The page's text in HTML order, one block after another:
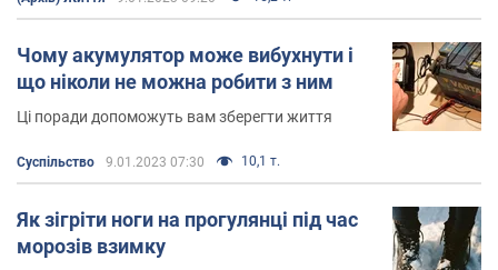
Чому акумулятор може вибухнути і
що ніколи не можна робити з ним
Ці поради допоможуть вам зберегти життя
Суспільство 9.01.2023 07:30 10,1 т.
Як зігріти ноги на прогулянці під час
морозів взимку